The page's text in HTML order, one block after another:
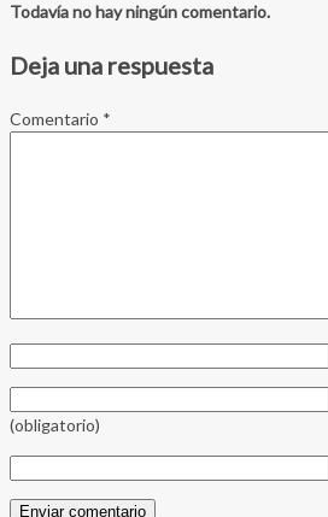
Todavía no hay ningún comentario.
Deja una respuesta
Comentario *
(obligatorio)